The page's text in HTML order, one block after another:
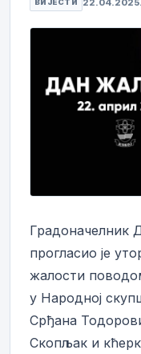
ВИЈЕСТИ 22.04.2025.
Градоначелник
прогласио је
жалости
у Народној
Срђана
Скопљак и